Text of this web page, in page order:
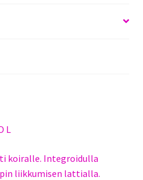
L
koiralle. Integroidulla
liikkumisen lattialla.